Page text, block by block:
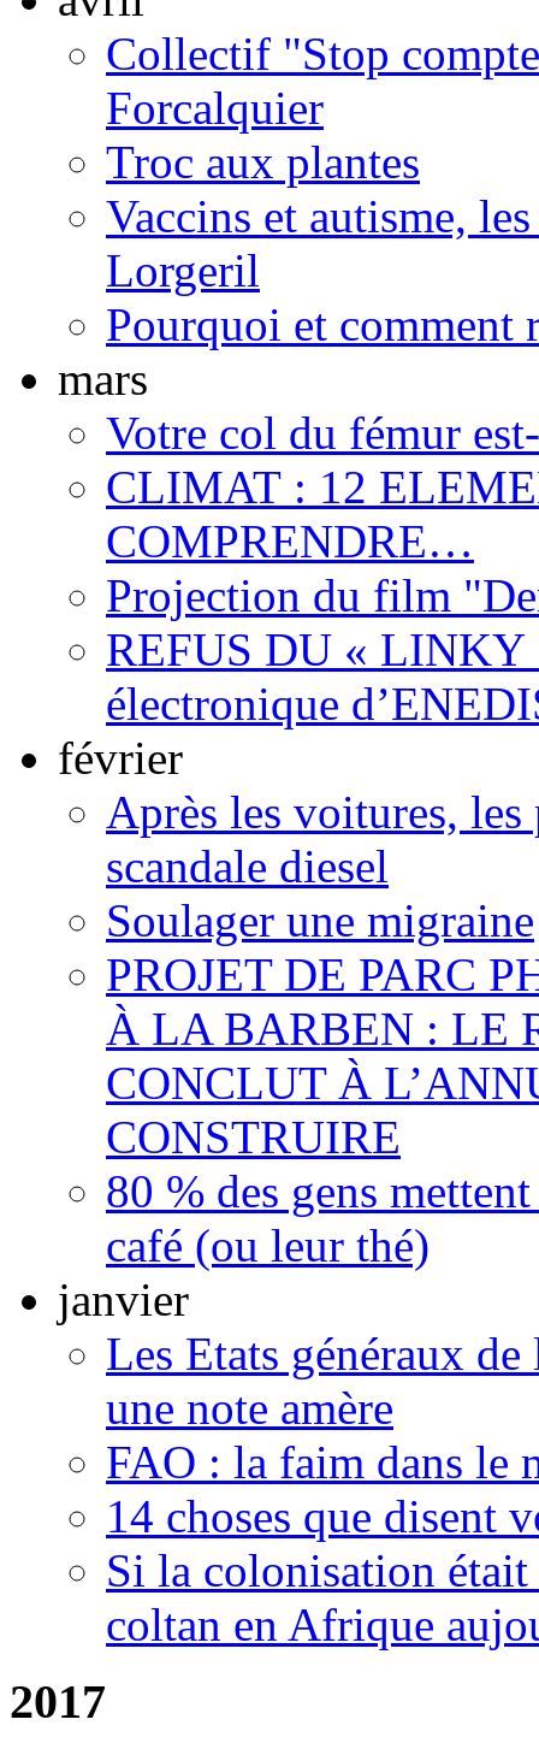
Collectif "Stop
Forcalquier
Troc aux plantes
Vaccins et autisme,
Lorgeril
Pourquoi et comment
mars
Votre col du fémur
CLIMAT : 12
COMPRENDRE…
Projection du film
REFUS DU « LINKY
électronique
février
Après les voitures,
scandale diesel
Soulager une migraine
PROJET DE PARC
À LA BARBEN : LE
CONCLUT À
CONSTRUIRE
80 % des gens
café (ou leur thé)
janvier
Les Etats généraux
une note amère
FAO : la faim dans le
14 choses que disent
Si la colonisation
coltan en Afrique
2017